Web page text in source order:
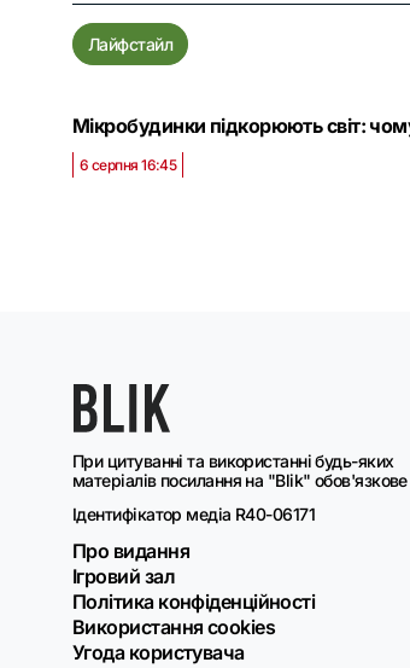
Лайфстайл
Мікробудинки підкорюють світ:
6 серпня 16:45
При цитуванні та використанні будь-яких
матеріалів посилання на "Blik" обов'язкове
Ідентифікатор медіа R40-06171
Про видання
Ігровий зал
Політика конфіденційності
Використання cookies
Угода користувача